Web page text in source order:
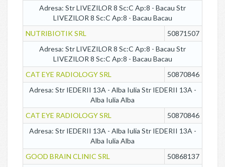
Adresa: Str LIVEZILOR 8 Sc:C Ap:8 - Bacau Str
LIVEZILOR 8 Sc:C Ap:8 - Bacau Bacau
NUTRIBIOTIK SRL
50871507
Adresa: Str LIVEZILOR 8 Sc:C Ap:8 - Bacau Str
LIVEZILOR 8 Sc:C Ap:8 - Bacau Bacau
CAT EYE RADIOLOGY SRL
50870846
Adresa: Str IEDERII 13A - Alba Iulia Str IEDERII 13A -
Alba Iulia Alba
CAT EYE RADIOLOGY SRL
50870846
Adresa: Str IEDERII 13A - Alba Iulia Str IEDERII 13A -
Alba Iulia Alba
GOOD BRAIN CLINIC SRL
50868137